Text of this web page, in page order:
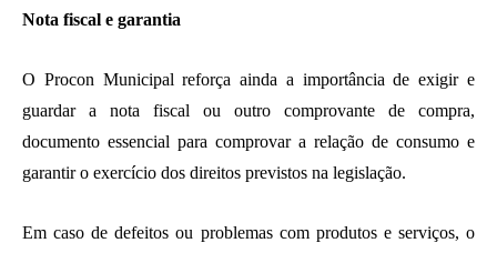
Nota fiscal e garantia
O Procon Municipal reforça ainda a importância de exigir e
guardar a nota fiscal ou outro comprovante de compra,
documento essencial para comprovar a relação de consumo e
garantir o exercício dos direitos previstos na legislação.
Em caso de defeitos ou problemas com produtos e serviços, o